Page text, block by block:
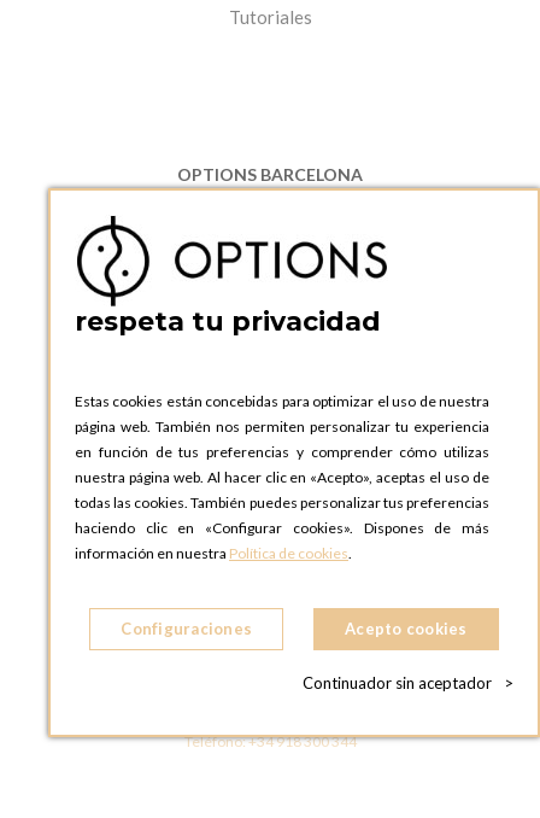
Tutoriales
OPTIONS BARCELONA
08130 Santa Perpetua de Moguda, Barcelona
ESPAñA
Teléfono:
+34 935 724 041
OPTIONS BARCELONA SHOWROOM
ESPAñA
Teléfono:+34 935 724 041
OPTIONS MADRID
C. Lucio Emilio Cándido, 6,
28803 Alcalá de Henares, Madrid
ESPAñA
OPTIONS MADRID SHOWROOM
28004 MADRID
Teléfono:+34 918 300 344
respeta tu privacidad
Estas cookies están concebidas para optimizar el uso de nuestra
página web. También nos permiten personalizar tu experiencia
en función de tus preferencias y comprender cómo utilizas
nuestra página web. Al hacer clic en «Acepto», aceptas el uso de
todas las cookies. También puedes personalizar tus preferencias
haciendo clic en «Configurar cookies». Dispones de más
información en nuestra Política de cookies.
Configuraciones Acepto cookies
Continuador sin aceptador >